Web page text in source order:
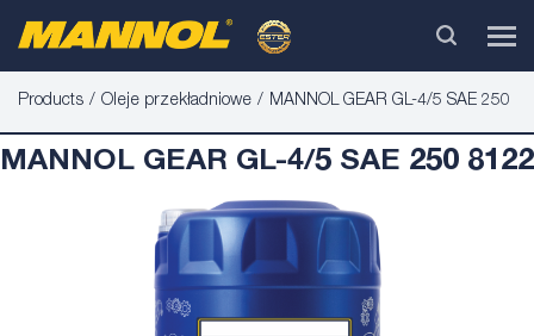
Products Oleje przekładniowe MANNOL GEAR GL-4/5 SAE 250
MANNOL GEAR GL-4/5 SAE 250 8122